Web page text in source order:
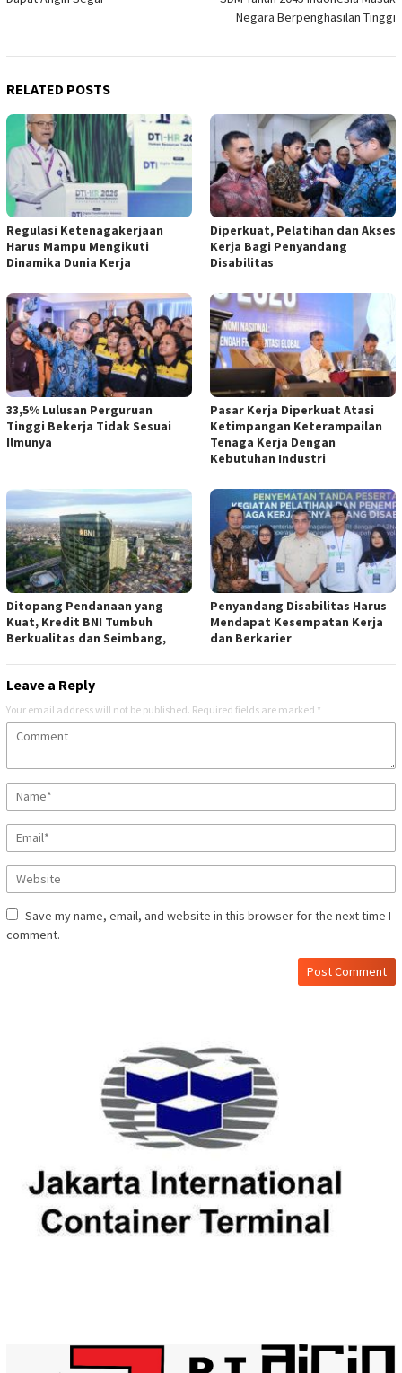
Negara Berpenghasilan Tinggi
RELATED POSTS
Regulasi Ketenagakerjaan
Harus Mampu Mengikuti
Dinamika Dunia Kerja
Diperkuat, Pelatihan dan Akses
Kerja Bagi Penyandang
Disabilitas
33,5% Lulusan Perguruan
Tinggi Bekerja Tidak Sesuai
Ilmunya
Pasar Kerja Diperkuat Atasi
Ketimpangan Keterampailan
Tenaga Kerja Dengan
Kebutuhan Industri
Ditopang Pendanaan yang
Kuat, Kredit BNI Tumbuh
Berkualitas dan Seimbang,
Penyandang Disabilitas Harus
Mendapat Kesempatan Kerja
dan Berkarier
Leave a Reply
Your email address will not be published. Required fields are marked *
Save my name, email, and website in this browser for the next time I
comment.